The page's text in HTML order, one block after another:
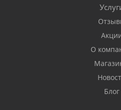
О
Блог